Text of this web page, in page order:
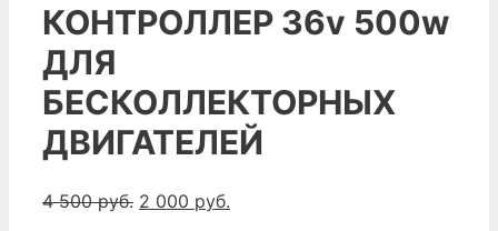
КОНТРОЛЛЕР 36v 500w
ДЛЯ
БЕСКОЛЛЕКТОРНЫХ
ДВИГАТЕЛЕЙ
4 500руб. 2 000 руб.